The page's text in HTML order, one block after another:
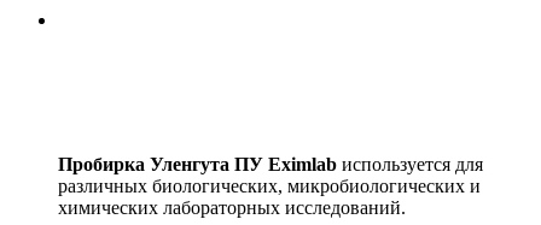
Пробирка Уленгута ПУ Eximlab используется для
различных биологических, микробиологических и
химических лабораторных исследований.